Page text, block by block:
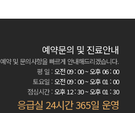
예약문의 및 진료안내
예약 및 문의사항을 빠르게 안내해드리겠습니다.
평 일 : 오전 09 : 00 ~ 오후 06 : 00
토요일 : 오전 09 : 00 ~ 오후 01 : 00
점심시간 : 오후 12 : 30 ~ 오후 01 : 30
응급실 24시간 365일 운영